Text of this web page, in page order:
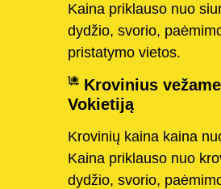
Kaina priklauso nuo
dydžio, svorio,
pristatymo vietos.
Krovinius
Vokietiją
Krovinių kaina kaina
Kaina priklauso nuo
dydžio, svorio,